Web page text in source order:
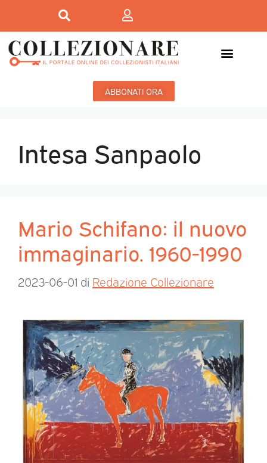
ABBONATI ORA
Intesa Sanpaolo
Mario Schifano: il nuovo
immaginario. 1960-1990
2023-06-01 di Redazione Collezionare